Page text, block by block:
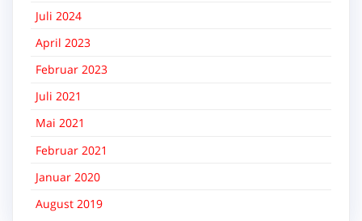
Juli 2024
April 2023
Februar 2023
Juli 2021
Mai 2021
Februar 2021
Januar 2020
August 2019